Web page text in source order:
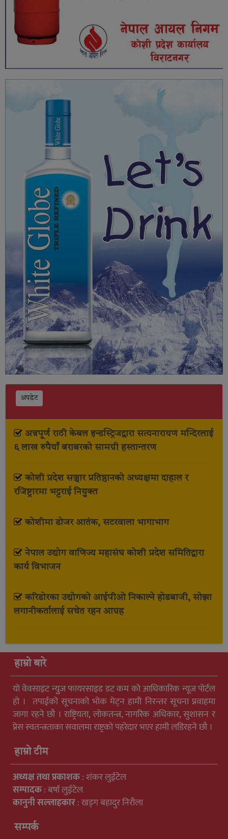
अपडेट
अन्नपूर्ण राठी केबल इन्डस्ट्रिजद्वारा सत्यनारायण मन्दिरलाई
६ लाख रुपैयाँ बराबरको सामग्री हस्तान्तरण
कोशी प्रदेश सञ्चार प्रतिष्ठानको अध्यक्षमा दाहाल र
रजिष्ट्रारमा भट्टराई नियुक्त
कोशीमा डोजर आतंक, सटरवाला भागाभाग
नेपाल उद्योग वाणिज्य महासंघ कोशी प्रदेश समितिद्वारा
कार्य विभाजन
करिडोरका उद्योगको आईपीओ निकाल्ने होडबाजी, सोझा
लगानीकर्तालाई सचेत रहन आग्रह
हाम्रो बारे
यो वेवसाइट न्युुज फायरसाइड डट कम को आधिकारिक न्यूज पोर्टल
हो । तपाईको सूचनाको भोक मेट्न हामी निरन्तर सूचना प्रवाहमा
जागा रहने छौ । राष्ट्रियता, लोकतन्त्र, नागरिक अधिकार, सुशासन र
प्रेस स्वतन्त्रताका सवालमा राष्ट्रको पहरेदार भएर हामी लडिरहने छौ ।
हाम्रो टीम
अध्यक्ष तथा प्रकाशक: शंकर लुईटेल
सम्पादक: बर्षा लुईटेल
कानुनी सल्लाहकार: खड्ग बहादुर निरौला
सम्पर्क